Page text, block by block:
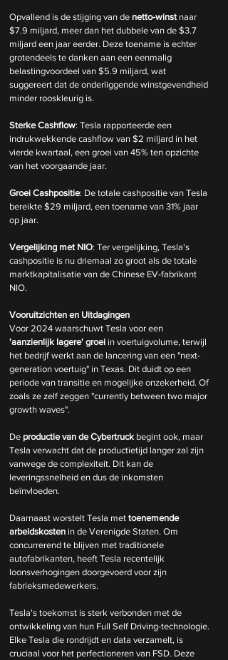
Opvallend is de stijging van de netto-winst naar
$7.9 miljard, meer dan het dubbele van de $3.7
miljard een jaar eerder. Deze toename is echter
grotendeels te danken aan een eenmalig
belastingvoordeel van $5.9 miljard, wat
suggereert dat de onderliggende winstgevendheid
minder rooskleurig is.
Sterke Cashflow: Tesla rapporteerde een
indrukwekkende cashflow van $2 miljard in het
vierde kwartaal, een groei van 45% ten opzichte
van het voorgaande jaar.
Groei Cashpositie: De totale cashpositie van Tesla
bereikte $29 miljard, een toename van 31% jaar
op jaar.
Vergelijking met NIO: Ter vergelijking, Tesla's
cashpositie is nu driemaal zo groot als de totale
marktkapitalisatie van de Chinese EV-fabrikant
NIO.
Vooruitzichten en Uitdagingen
Voor 2024 waarschuwt Tesla voor een
'aanzienlijk lagere' groei in voertuigvolume, terwijl
het bedrijf werkt aan de lancering van een "next-
generation voertuig" in Texas. Dit duidt op een
periode van transitie en mogelijke onzekerheid. Of
zoals ze zelf zeggen "currently between two major
growth waves".
De productie van de Cybertruck begint ook, maar
Tesla verwacht dat de productietijd langer zal zijn
vanwege de complexiteit. Dit kan de
leveringssnelheid en dus de inkomsten
beïnvloeden.
Daarnaast worstelt Tesla met toenemende
arbeidskosten in de Verenigde Staten. Om
concurrerend te blijven met traditionele
autofabrikanten, heeft Tesla recentelijk
loonsverhogingen doorgevoerd voor zijn
fabrieksmedewerkers.
Tesla's toekomst is sterk verbonden met de
ontwikkeling van hun Full Self Driving-technologie.
Elke Tesla die rondrijdt en data verzamelt, is
cruciaal voor het perfectioneren van FSD. Deze